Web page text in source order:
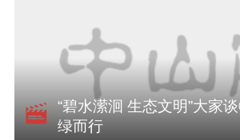
“碧水潆洄 生态文明”大家
绿而行